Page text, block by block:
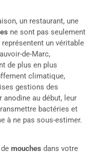
un restaurant, une
ne sont pas seulement
un véritable
de-Marc,
de plus en plus
climatique,
gestions des
anodine au début, leur
bactéries et
à ne pas sous-estimer.
mouches dans votre